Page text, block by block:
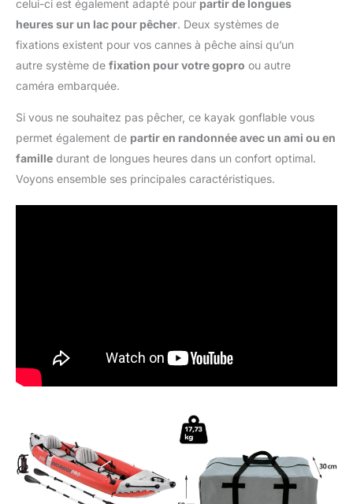
celui-ci est également adapté pour partir de longues
heures sur un lac pour pêcher. Deux systèmes de
fixations existent pour vos cannes à pêche ainsi qu’un
autre système de fixation pour votre gopro ou autre
caméra embarquée.
Si vous ne souhaitez pas pêcher, ce kayak gonflable vous
permet également de partir en randonnée avec un ami ou en
famille durant de longues heures dans un confort optimal.
Voyons ensemble ses principales caractéristiques.